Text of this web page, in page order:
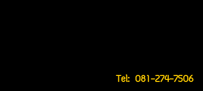
Tel: 081-274-7506